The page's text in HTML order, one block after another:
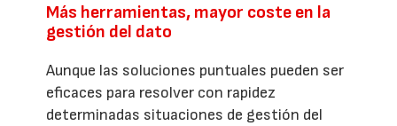
Más herramientas, mayor coste en la
gestión del dato
Aunque las soluciones puntuales pueden ser
eficaces para resolver con rapidez
determinadas situaciones de gestión del